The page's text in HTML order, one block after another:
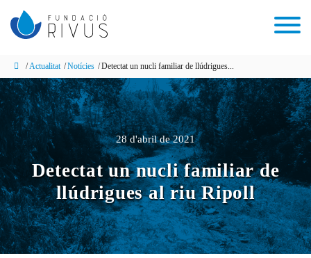
Actualitat Notícies Detectat un nucli familiar de llúdrigues...
28 d'abril de 2021
Detectat un nucli familiar de
llúdrigues al riu Ripoll